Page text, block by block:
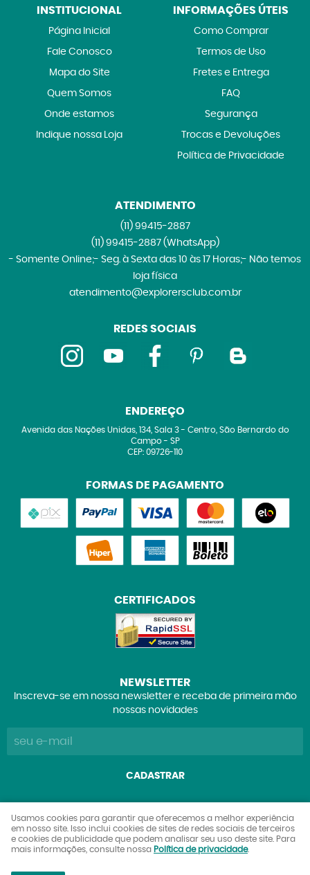
INSTITUCIONAL
Página Inicial
Fale Conosco
Mapa do Site
Quem Somos
Onde estamos
Indique nossa Loja
INFORMAÇÕES ÚTEIS
Como Comprar
Termos de Uso
Fretes e Entrega
FAQ
Segurança
Trocas e Devoluções
Política de Privacidade
ATENDIMENTO
(11)99415-2887
(11)99415-2887 (WhatsApp)
- Somente Online;- Seg. à Sexta das 10 às 17 Horas;- Não temos
loja física
atendimento@explorersclub.com.br
REDES SOCIAIS
ENDEREÇO
Avenida das Nações Unidas, 134, Sala 3- Centro, São Bernardo do
Campo- SP
CEP: 09726-110
FORMAS DE PAGAMENTO
CERTIFICADOS
NEWSLETTER
Inscreva-se em nossa newsletter e receba de primeira mão
nossas novidades
CADASTRAR
Explorers Club Comércio de Brinquedos e Colecionáveis
Ltda
CNPJ: 27.842.089/0001-90
Usamos cookies para garantir que oferecemos a melhor experiência
em nosso site. Isso inclui cookies de sites de redes sociais de terceiros
e cookies de publicidade que podem analisar seu uso deste site. Para
mais informações, consulte nossa Política de privacidade.